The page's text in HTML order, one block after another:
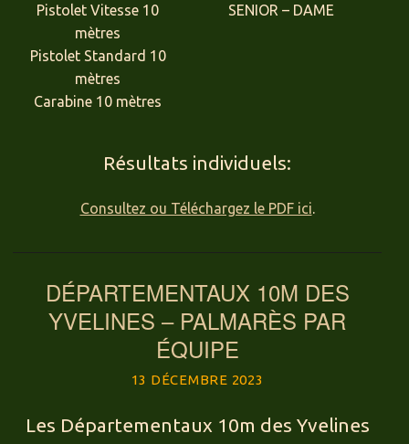
Pistolet Vitesse 10
mètres
Pistolet Standard 10
mètres
Carabine 10 mètres
SENIOR – DAME
Résultats individuels:
Consultez ou Téléchargez le PDF ici.
DÉPARTEMENTAUX 10M DES
YVELINES – PALMARÈS PAR
ÉQUIPE
13 DÉCEMBRE 2023
Les Départementaux 10m des Yvelines